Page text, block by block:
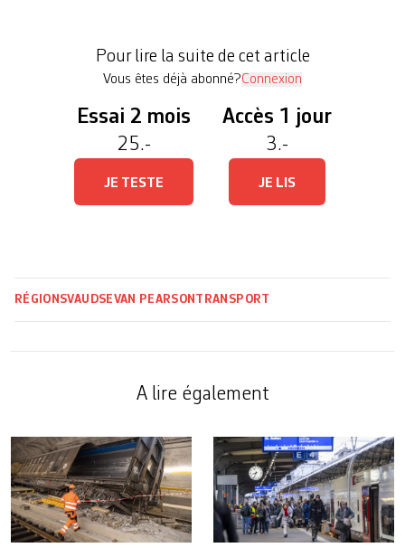
garderie avec […]
Pour lire la suite de cet article
Vous êtes déjà abonné?Connexion
Essai 2 mois
25.-
JE TESTE
Accès 1 jour
3.-
JE LIS
RÉGIONSVAUDSEVAN PEARSON TRANSPORT
A lire également